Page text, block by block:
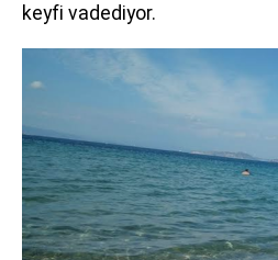
keyfi vadediyor.